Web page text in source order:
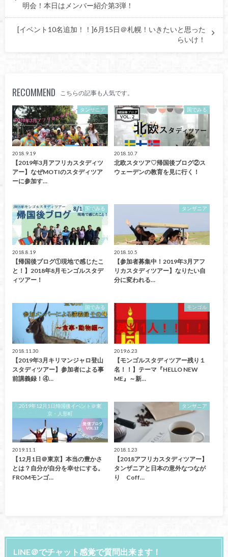
明会！本日はメンバー紹介第3弾！
[イベント10名追加！！]6月15日＠札幌！いきたいと思った
らいけ！
RECOMMEND こちらの記事も人気です。
タンザニア
2018.9.19
【2019年3月アフリカスタディツ
アー】なぜMOTIのスタディツア
ーに参加す…
国でみる
2018.10.7
北欧スタツア♡帰国後ブログ②ス
ウェーデンの教育を見に行く！
国でみる
2018.8.19
【帰国後ブログ①現地で感じたこ
と！】2018年8月モンゴルスタデ
ィツアー！
タンザニア
2018.10.5
【参加者募集中！2019年3月アフ
リカスタディツアー】なりたい自
分に変われる…
国でみる
2018.11.30
【2019年3月キリマンジャロ登山
スタディツアー】参加者による事
前講義録！④…
モンゴル
2019.6.23
【モンゴルスタディツアー残り１
名！！】テーマ『HELLO NEW
ME』～新…
2019年12月1日帰国後イベント＠東
京・人形町
2019.11.1
【12月1日＠東京】本当の豊かさ
とは？自分が自分を幸せにする。
FROMモンゴ…
タンザニア
2018.1.23
【2018アフリカスタディツアー】
タンザニアと日本の意外なつなが
り Coff…
LINE＠でチャット感覚で質問出来ます！